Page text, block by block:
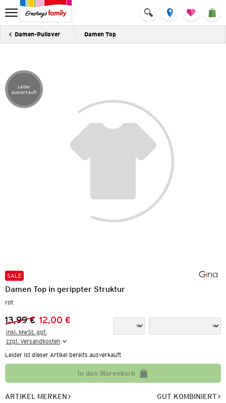
Damen-Pullover Damen Top
Artikel leider ausverkauft
Leider
ausverkauft
SALE
Damen Top in gerippter Struktur
rot
Vorheriger Preis:
13,99 €
Neuer Preis:
12,00 €
inkl. MwSt. ggf.
zzgl. Versandkosten
Leider ist dieser Artikel bereits ausverkauft
In den Warenkorb
ARTIKEL MERKEN GUT KOMBINIERT